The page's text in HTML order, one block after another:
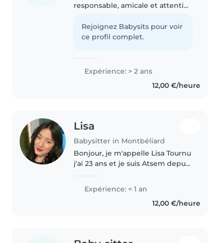
responsable, amicale et attentive
garde d'enfants, principalement
avec les enfants d'âge
Rejoignez Babysits pour voir
ce profil complet.
Expérience: > 2 ans
12,00 €/heure
Lisa
Babysitter in Montbéliard
Bonjour, je m'appelle Lisa Tournu
j'ai 23 ans et je suis Atsem depuis
avec les enfants, les voir rire et
parler sans s'arrêter. J'ai de
Expérience: < 1 an
12,00 €/heure